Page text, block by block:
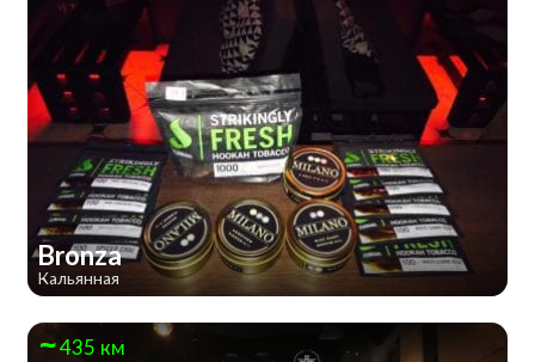
Bronza
Кальянная
435 км